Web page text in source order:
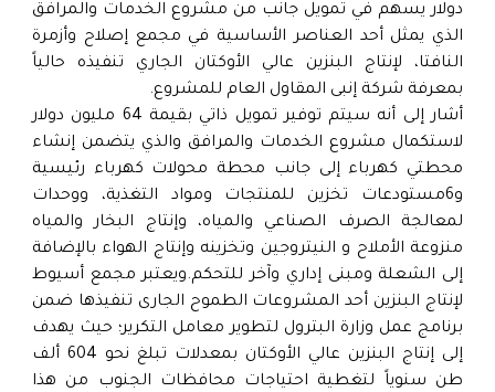
دولار يسهم في تمويل جانب من مشروع الخدمات والمرافق
الذي يمثل أحد العناصر الأساسية في مجمع إصلاح وأزمرة
النافتا، لإنتاج البنزين عالي الأوكتان الجاري تنفيذه حالياً
بمعرفة شركة إنبى المقاول العام للمشروع.
أشار إلى أنه سيتم توفير تمويل ذاتي بقيمة 64 مليون دولار
لاستكمال مشروع الخدمات والمرافق والذي يتضمن إنشاء
محطتي كهرباء إلى جانب محطة محولات كهرباء رئيسية
و6مستودعات تخزين للمنتجات ومواد التغذية، ووحدات
لمعالجة الصرف الصناعي والمياه، وإنتاج البخار والمياه
منزوعة الأملاح و النيتروجين وتخزينه وإنتاج الهواء بالإضافة
إلى الشعلة ومبنى إداري وآخر للتحكم.ويعتبر مجمع أسيوط
لإنتاج البنزين أحد المشروعات الطموح الجارى تنفيذها ضمن
برنامج عمل وزارة البترول لتطوير معامل التكرير؛ حيث يهدف
إلى إنتاج البنزين عالي الأوكتان بمعدلات تبلغ نحو 604 ألف
طن سنوياً لتغطية احتياجات محافظات الجنوب من هذا